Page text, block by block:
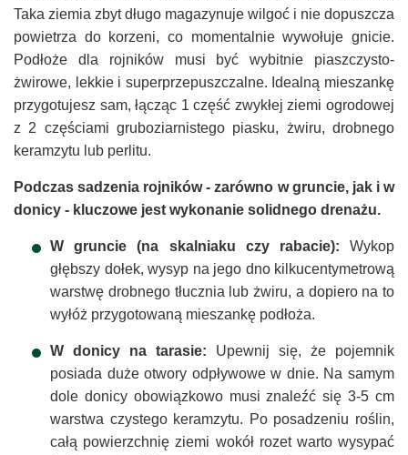
Taka ziemia zbyt długo magazynuje wilgoć i nie dopuszcza
powietrza do korzeni, co momentalnie wywołuje gnicie.
Podłoże dla rojników musi być wybitnie piaszczysto-
żwirowe, lekkie i superprzepuszczalne. Idealną mieszankę
przygotujesz sam, łącząc 1 część zwykłej ziemi ogrodowej
z 2 częściami gruboziarnistego piasku, żwiru, drobnego
keramzytu lub perlitu.
Podczas sadzenia rojników - zarówno w gruncie, jak i w
donicy - kluczowe jest wykonanie solidnego drenażu.
W gruncie (na skalniaku czy rabacie): Wykop
głębszy dołek, wysyp na jego dno kilkucentymetrową
warstwę drobnego tłucznia lub żwiru, a dopiero na to
wyłóż przygotowaną mieszankę podłoża.
W donicy na tarasie: Upewnij się, że pojemnik
posiada duże otwory odpływowe w dnie. Na samym
dole donicy obowiązkowo musi znaleźć się 3-5 cm
warstwa czystego keramzytu. Po posadzeniu roślin,
całą powierzchnię ziemi wokół rozet warto wysypać